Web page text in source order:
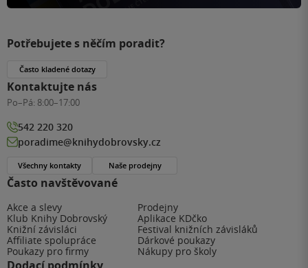
Často navštěvované
Akce a slevy
Prodejny
Klub Knihy Dobrovský
Aplikace KDčko
Knižní závisláci
Festival knižních závisláků
Affiliate spolupráce
Dárkové poukazy
Poukazy pro firmy
Nákupy pro školy
Potřebujete s něčím poradit?
Často kladené dotazy
Kontaktujte nás
Po–Pá: 8:00–17:00
542 220 320
poradime@knihydobrovsky.cz
Všechny kontakty Naše prodejny